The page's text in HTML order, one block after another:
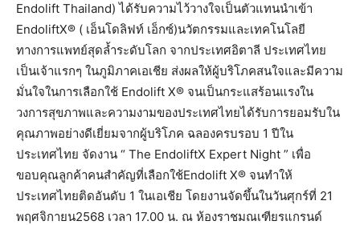
Endolift Thailand) ได้รับความไว้วางใจเป็นตัวแทนนำเข้า
EndoliftX® ( เอ็นโดลิฟท์ เอ็กซ์)นวัตกรรมและเทคโนโลยี
ทางการแพทย์สุดล้ำระดับโลก จากประเทศอิตาลี ประเทศไทย
เป็นเจ้าแรกๆ ในภูมิภาคเอเชีย ส่งผลให้ผู้บริโภคสนใจและมีความ
มั่นใจในการเลือกใช้ Endolift X® จนเป็นกระแสร้อนแรงใน
วงการสุขภาพและความงามของประเทศไทยได้รับการยอมรับใน
คุณภาพอย่างดีเยี่ยมจากผู้บริโภค ฉลองครบรอบ 1 ปีใน
ประเทศไทย จัดงาน “ The EndoliftX Expert Night ” เพื่อ
ขอบคุณลูกค้าคนสำคัญที่เลือกใช้Endolift X® จนทำให้
ประเทศไทยติดอันดับ 1 ในเอเชีย โดยงานจัดขึ้นในวันศุกร์ที่ 21
พฤศจิกายน2568 เวลา 17.00 น. ณ ห้องราชมณเฑียรแกรนด์